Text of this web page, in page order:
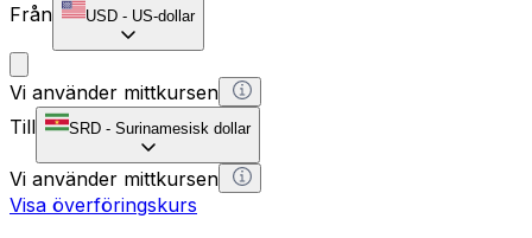
Från
USD - US-dollar
Vi använder mittkursen
Till
SRD - Surinamesisk dollar
Vi använder mittkursen
Visa överföringskurs